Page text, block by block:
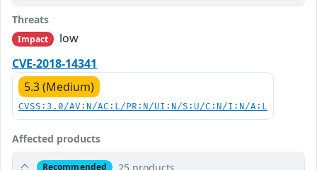
Threats
Impact
low
CVE-2018-14341
5.3 (Medium)
CVSS:3.0/AV:N/AC:L/PR:N/UI:N/S:U/C:N/I:N/A:L
Affected products
Recommended